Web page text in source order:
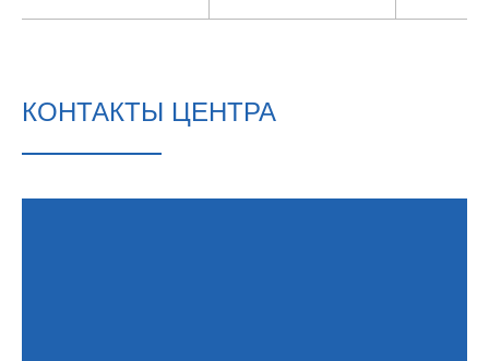
КОНТАКТЫ ЦЕНТРА